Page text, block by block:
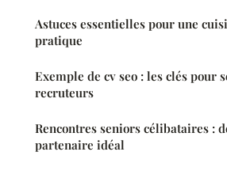
Astuces essentielles pour une
pratique
Exemple de cv seo : les clés pour
recruteurs
Rencontres seniors célibataires :
partenaire idéal